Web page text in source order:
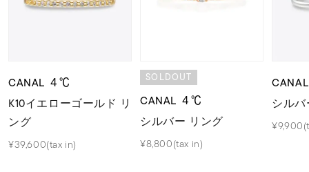
CANAL ４℃
K10イエローゴールド リ
ング
¥39,600(tax in)
SOLDOUT
CANAL ４℃
シルバー リング
¥8,800(tax in)
シル